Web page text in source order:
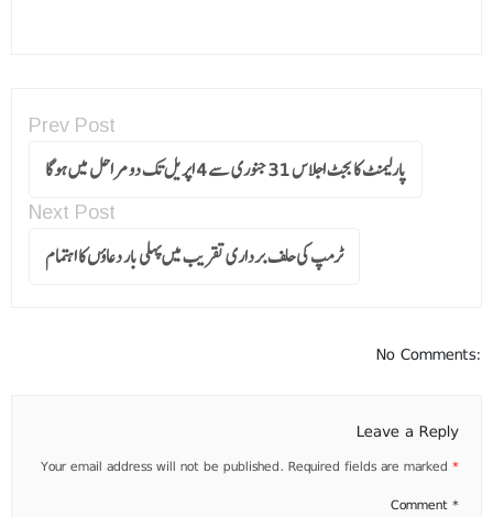
Prev Post
پارلیمنٹ کا بجٹ اجلاس 31 جنوری سے 4 اپریل تک دو مراحل میں ہوگا
Next Post
ٹرمپ کی حلف برداری تقریب میں پہلی بار دعاؤں کا اہتمام
No Comments:
Leave a Reply
Your email address will not be published. Required fields are marked *
Comment *